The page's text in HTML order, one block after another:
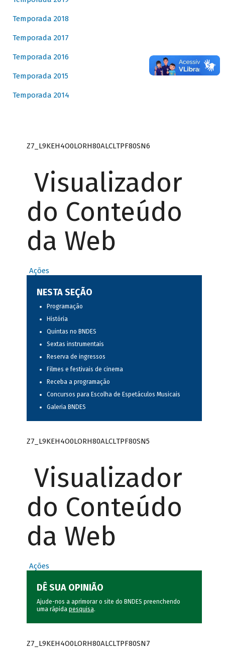
Temporada 2018
Temporada 2017
Temporada 2016
Temporada 2015
Temporada 2014
Z7_L9KEH4O0LORH80ALCLTPF80SN6
Visualizador
do Conteúdo
da Web
Ações
NESTA SEÇÃO
Programação
História
Quintas no BNDES
Sextas instrumentais
Reserva de ingressos
Filmes e festivais de cinema
Receba a programação
Concursos para Escolha de Espetáculos Musicais
Galeria BNDES
Z7_L9KEH4O0LORH80ALCLTPF80SN5
Visualizador
do Conteúdo
da Web
Ações
DÊ SUA OPINIÃO
Ajude-nos a aprimorar o site do BNDES preenchendo
uma rápida pesquisa.
Z7_L9KEH4O0LORH80ALCLTPF80SN7